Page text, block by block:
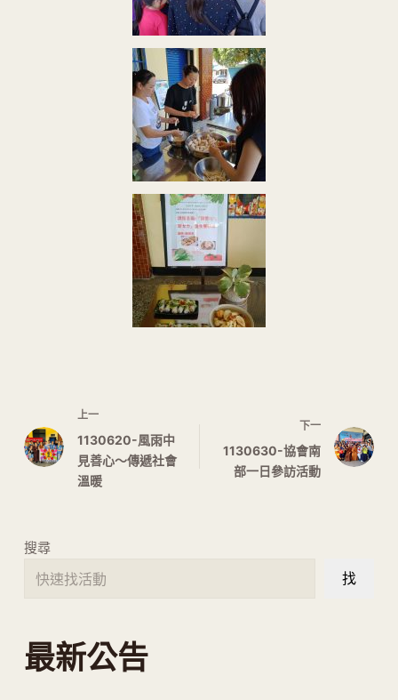
上一
1130620-風雨中
見善心～傳遞社會
溫暖
下一
1130630-協會南
部一日參訪活動
搜尋
找
最新公告